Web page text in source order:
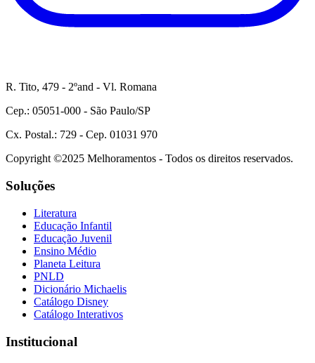
R. Tito, 479 - 2ºand - Vl. Romana
Cep.: 05051-000 - São Paulo/SP
Cx. Postal.: 729 - Cep. 01031 970
Copyright ©2025 Melhoramentos - Todos os direitos reservados.
Soluções
Literatura
Educação Infantil
Educação Juvenil
Ensino Médio
Planeta Leitura
PNLD
Dicionário Michaelis
Catálogo Disney
Catálogo Interativos
Institucional